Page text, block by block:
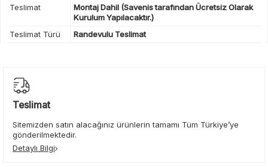
Teslimat
Montaj Dahil (Savenis tarafından Ücretsiz Olarak
Kurulum Yapılacaktır.)
Teslimat Türü
Randevulu Teslimat
Teslimat
Sitemizden satın alacağınız ürünlerin tamamı Tüm Türkiye’ye
gönderilmektedir.
Detaylı Bilgi